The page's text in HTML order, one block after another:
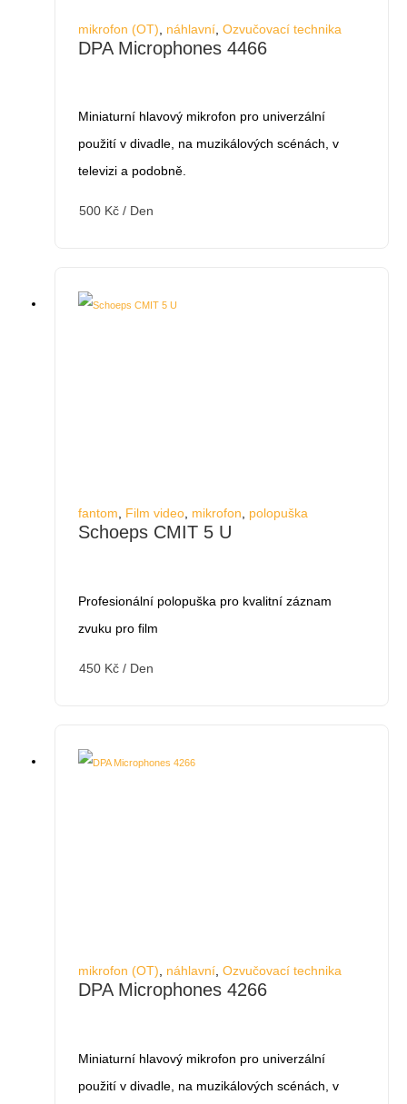
mikrofon (OT) náhlavní Ozvučovací technika
DPA Microphones 4466
Miniaturní hlavový mikrofon pro univerzální
použití v divadle, na muzikálových scénách, v
televizi a podobně.
500 Kč / Den
fantom, Film video, mikrofon, polopuška
Schoeps CMIT 5 U
Profesionální polopuška pro kvalitní záznam
zvuku pro film
450 Kč / Den
mikrofon (OT) náhlavní Ozvučovací technika
DPA Microphones 4266
Miniaturní hlavový mikrofon pro univerzální
použití v divadle, na muzikálových scénách, v